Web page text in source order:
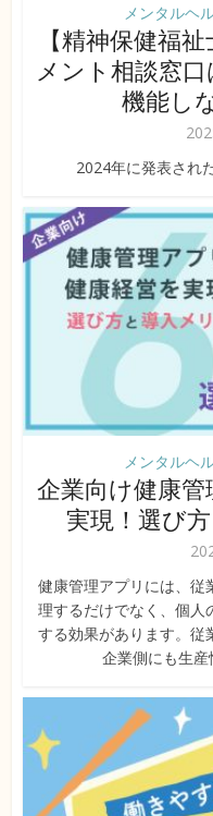
メンタルヘ
【精神保健福
メント相談窓
機能し
2024年に発表され
メンタルヘ
企業向け健康
実現！選び
健康管理アプリには、従
理するだけでなく、個人
する効果があります。従
企業側にも生産